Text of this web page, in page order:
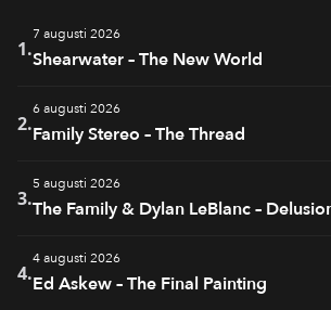
1.
7 augusti 2026
Shearwater – The New World
2.
6 augusti 2026
Family Stereo – The Thread
3.
5 augusti 2026
The Family & Dylan LeBlanc –
4.
4 augusti 2026
Ed Askew – The Final Painting